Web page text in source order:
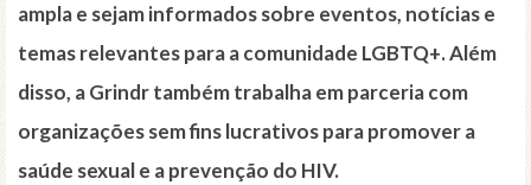
ampla e sejam informados sobre eventos, notícias e
temas relevantes para a comunidade LGBTQ+. Além
disso, a Grindr também trabalha em parceria com
organizações sem fins lucrativos para promover a
saúde sexual e a prevenção do HIV.